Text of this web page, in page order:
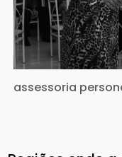
assessoria